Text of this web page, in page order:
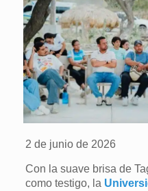
2 de junio de 2026
Con la suave brisa de
como testigo, la